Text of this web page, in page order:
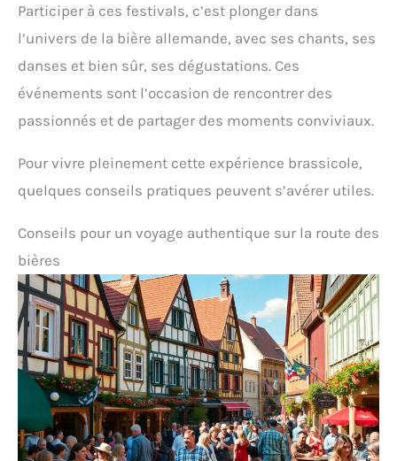
Participer à ces festivals, c’est plonger dans
l’univers de la bière allemande, avec ses chants, ses
danses et bien sûr, ses dégustations. Ces
événements sont l’occasion de rencontrer des
passionnés et de partager des moments conviviaux.
Pour vivre pleinement cette expérience brassicole,
quelques conseils pratiques peuvent s’avérer utiles.
Conseils pour un voyage authentique sur la route des
bières